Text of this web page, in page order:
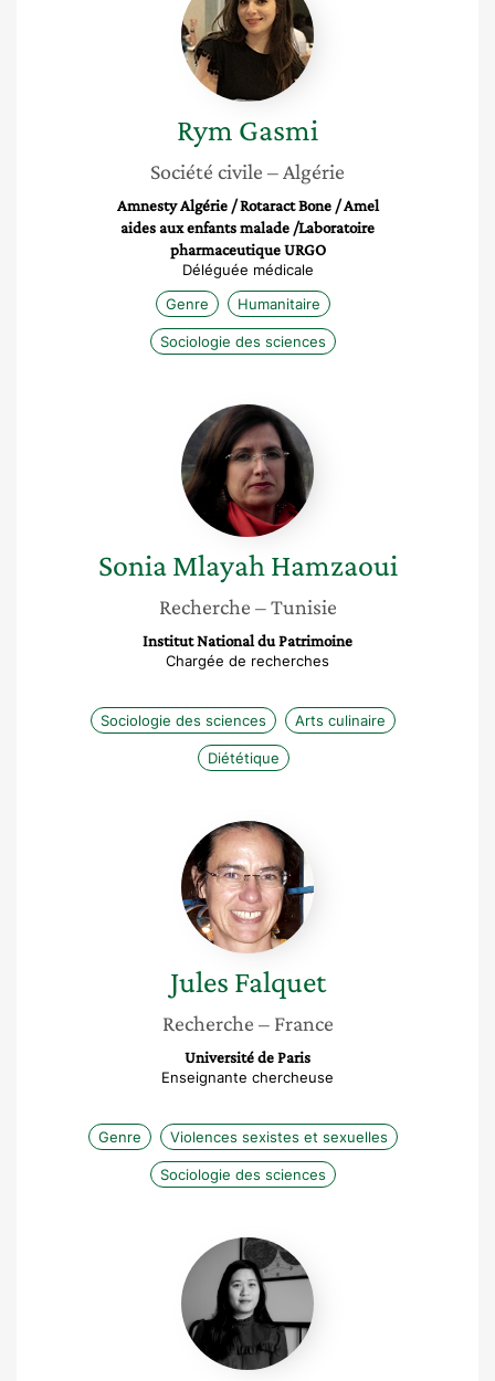
Rym Gasmi
Société civile – Algérie
Amnesty Algérie / Rotaract Bone / Amel
aides aux enfants malade /Laboratoire
pharmaceutique URGO
Déléguée médicale
Genre
Humanitaire
Sociologie des sciences
Sonia
Mlayah
Hamzaoui
Sonia Mlayah Hamzaoui
Recherche – Tunisie
Institut National du Patrimoine
Chargée de recherches
Sociologie des sciences Arts culinaire
Diététique
Jules
Falquet
Jules Falquet
Recherche – France
Université de Paris
Enseignante chercheuse
Genre Violences sexistes et sexuelles
Sociologie des sciences
Anne
Xuân
Nguyen